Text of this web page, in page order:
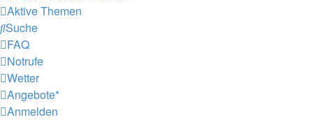
Aktive Themen
Suche
FAQ
Notrufe
Wetter
Angebote*
Anmelden